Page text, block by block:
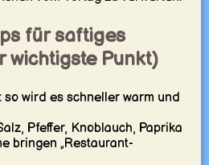
für saftiges
wichtigste Punkt)
so wird es schneller warm und
Pfeffer, Knoblauch, Paprika
bringen „Restaurant-